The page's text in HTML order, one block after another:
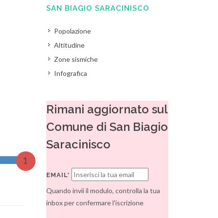
1
SAN BIAGIO SARACINISCO
Popolazione
Altitudine
Zone sismiche
Infografica
Rimani aggiornato sul
Comune di San Biagio
Saracinisco
EMAIL*
Quando invii il modulo, controlla la tua
inbox per confermare l'iscrizione